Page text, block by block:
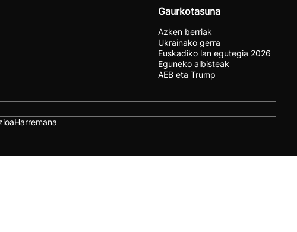
Gaurkotasuna
Azken berriak
Ukrainako gerra
Euskadiko lan egutegia 2026
Eguneko albisteak
AEB eta Trump
Harremana